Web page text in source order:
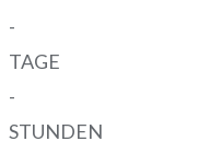
-
TAGE
-
STUNDEN